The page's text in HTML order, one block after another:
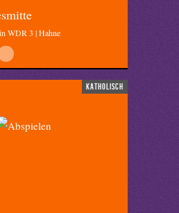
WDR 3 | Hahne
katholisch